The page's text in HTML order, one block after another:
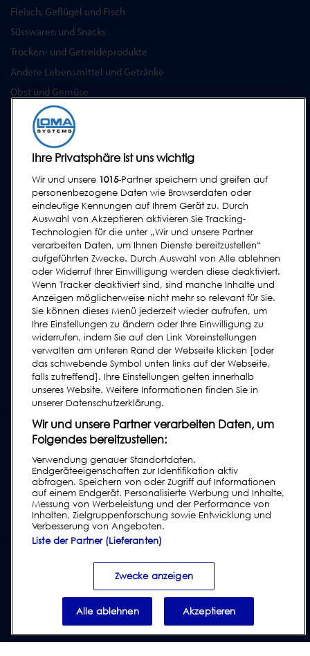
Fleisch, Geflügel und Fisch
Süsswaren und Snacks
Trocken- und Getreideprodukte
Andere Lebensmittel und Getränke
Obst und Gemüse
Pharmazeutika & Nutrazeutika
SERVICE
Serviceprogramm
Ersatzteile
Prüfkörper
Schulungen
Upgrades / Überholung
SUPPORT
Kontakt
Supportanfrage
Bedienungsanleitungen
Industrie Ratgeber
ältere Produkte
Tragen Sie sich in unsere Mailing-Liste ein
Datenschutzrichtlinien|Haftungsausschluss
Lieferantenbedingungen
Transparency Statement|Verstoß gegen den Verhaltenskodex melden
© 2026 Loma Systems - A Division of ITW
Ihre Privatsphäre ist uns wichtig
Wir und unsere 1015-Partner speichern und greifen auf
personenbezogene Daten wie Browserdaten oder
eindeutige Kennungen auf Ihrem Gerät zu. Durch
Auswahl von Akzeptieren aktivieren Sie Tracking-
Technologien für die unter „Wir und unsere Partner
verarbeiten Daten, um Ihnen Dienste bereitzustellen“
aufgeführten Zwecke. Durch Auswahl von Alle ablehnen
oder Widerruf Ihrer Einwilligung werden diese deaktiviert.
Wenn Tracker deaktiviert sind, sind manche Inhalte und
Anzeigen möglicherweise nicht mehr so relevant für Sie.
Sie können dieses Menü jederzeit wieder aufrufen, um
Ihre Einstellungen zu ändern oder Ihre Einwilligung zu
widerrufen, indem Sie auf den Link Voreinstellungen
verwalten am unteren Rand der Webseite klicken [oder
das schwebende Symbol unten links auf der Webseite,
falls zutreffend]. Ihre Einstellungen gelten innerhalb
unseres Website. Weitere Informationen finden Sie in
unserer Datenschutzerklärung.
Wir und unsere Partner verarbeiten Daten, um
Folgendes bereitzustellen:
Verwendung genauer Standortdaten.
Endgeräteeigenschaften zur Identifikation aktiv
abfragen. Speichern von oder Zugriff auf Informationen
auf einem Endgerät. Personalisierte Werbung und Inhalte,
Messung von Werbeleistung und der Performance von
Inhalten, Zielgruppenforschung sowie Entwicklung und
Verbesserung von Angeboten.
Liste der Partner (Lieferanten)
Zwecke anzeigen
Alle ablehnen Akzeptieren